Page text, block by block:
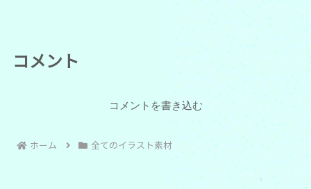
コメント
コメントを書き込む
ホーム 全てのイラスト素材